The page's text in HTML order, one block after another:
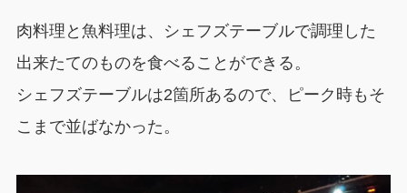
肉料理と魚料理は、シェフズテーブルで調理した
出来たてのものを食べることができる。
シェフズテーブルは2箇所あるので、ピーク時もそ
こまで並ばなかった。